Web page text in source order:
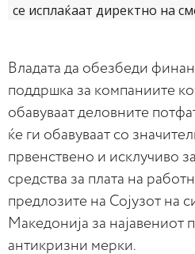
Владата да обезбеди
поддршка за компаниите
обавуваат деловните
ќе ги обавуваат со
првенствено и исклучиво
средства за плата на
предлозите на Сојузот на
Македонија за најавениот
антикризни мерки.